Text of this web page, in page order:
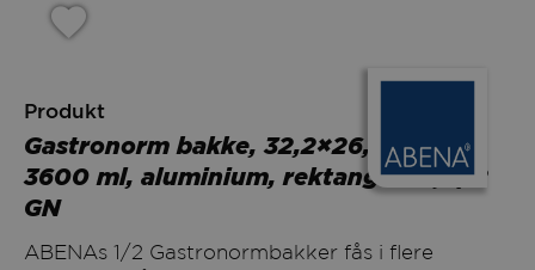
Produkt
Gastronorm bakke, 32,2×26,2×6,4cm,
3600 ml, aluminium, rektangulær, 1/2
GN
ABENAs 1/2 Gastronormbakker fås i flere